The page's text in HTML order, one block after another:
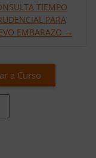
TIEMPO
PARA
EMBARAZO →
a Curso